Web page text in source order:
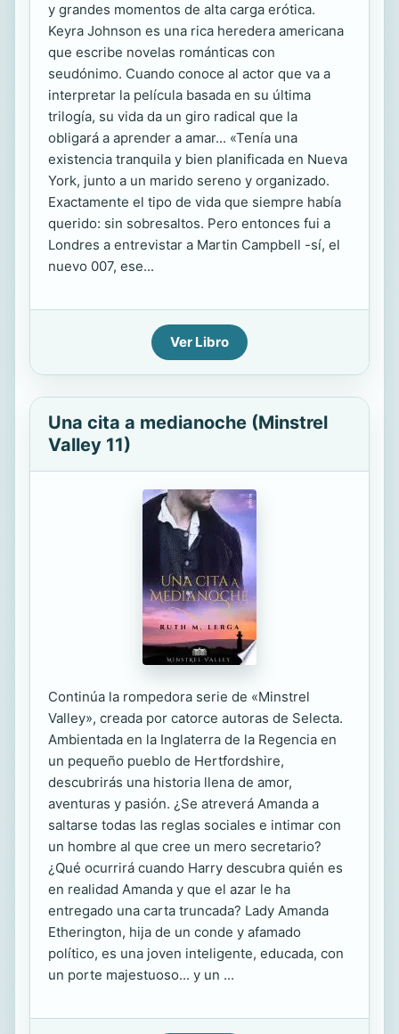
y grandes momentos de alta carga erótica.
Keyra Johnson es una rica heredera americana
que escribe novelas románticas con
seudónimo. Cuando conoce al actor que va a
interpretar la película basada en su última
trilogía, su vida da un giro radical que la
obligará a aprender a amar... «Tenía una
existencia tranquila y bien planificada en Nueva
York, junto a un marido sereno y organizado.
Exactamente el tipo de vida que siempre había
querido: sin sobresaltos. Pero entonces fui a
Londres a entrevistar a Martin Campbell -sí, el
nuevo 007, ese...
Ver Libro
Una cita a medianoche (Minstrel
Valley 11)
Continúa la rompedora serie de «Minstrel
Valley», creada por catorce autoras de Selecta.
Ambientada en la Inglaterra de la Regencia en
un pequeño pueblo de Hertfordshire,
descubrirás una historia llena de amor,
aventuras y pasión. ¿Se atreverá Amanda a
saltarse todas las reglas sociales e intimar con
un hombre al que cree un mero secretario?
¿Qué ocurrirá cuando Harry descubra quién es
en realidad Amanda y que el azar le ha
entregado una carta truncada? Lady Amanda
Etherington, hija de un conde y afamado
político, es una joven inteligente, educada, con
un porte majestuoso... y un ...